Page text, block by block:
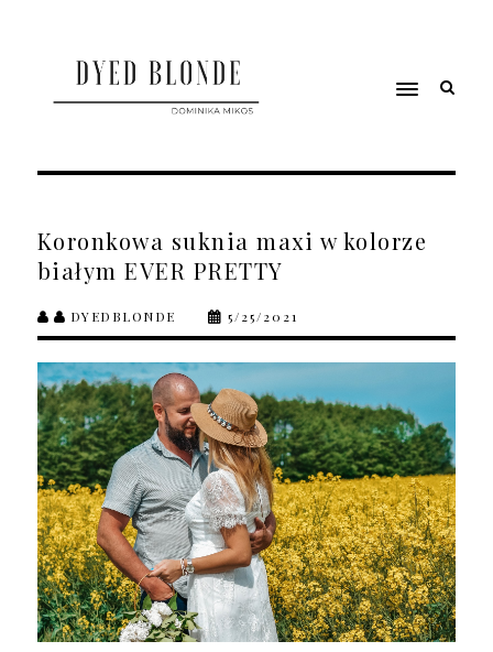
Koronkowa suknia maxi w kolorze
białym EVER PRETTY
DYEDBLONDE 5/25/2021